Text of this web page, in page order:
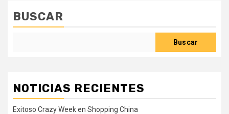
BUSCAR
Buscar
NOTICIAS RECIENTES
Exitoso Crazy Week en Shopping China